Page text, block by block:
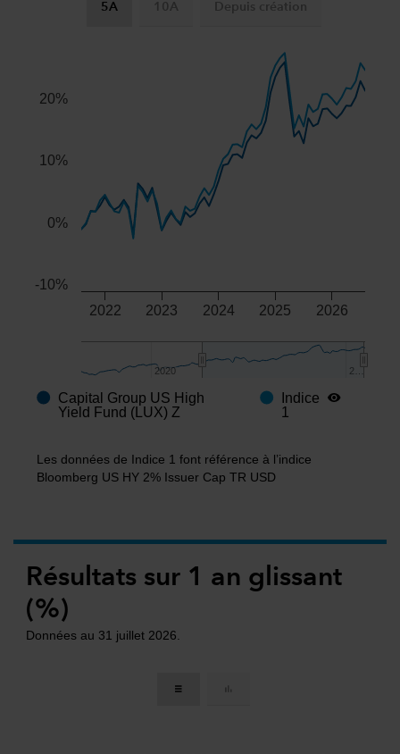
5A 10A Depuis création
The chart has 2 X axes displaying Time, and navigator-x-
The chart has 2 Y axes displaying values, and navigator-
2022 2023 2024 2025 2026
2…
2…
2020
2020
-10%
0%
10%
20%
End of interactive chart.
Capital Group US High
Yield Fund (LUX) Z
Indice
1
Les données de Indice 1 font référence à l’indice
Bloomberg US HY 2% Issuer Cap TR USD
Résultats sur 1 an glissant
(%)
Données au 31 juillet 2026.